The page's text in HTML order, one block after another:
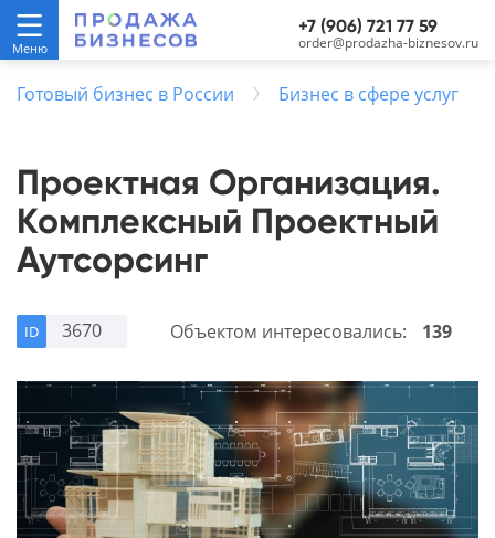
+7 (906) 721 77 59
order@prodazha-biznesov.ru
Готовый бизнес в России Бизнес в сфере услуг
Проектная Организация.
Комплексный Проектный
Аутсорсинг
ID 3670 Объектом интересовались: 139